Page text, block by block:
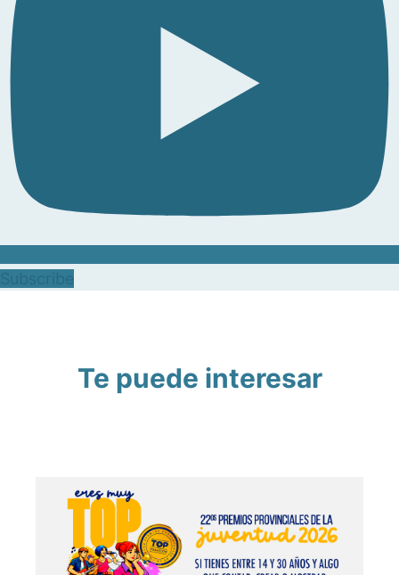
Te puede interesar